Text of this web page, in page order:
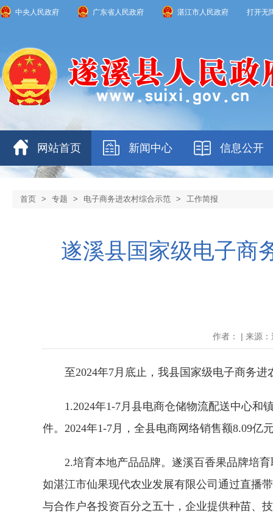
中央人民政府 广东省人民政府 湛江市人民政府 打开无
网站首页 新闻中心 信息公开
首页 > 专题 > 电子商务进农村综合示范 > 工作简报
遂溪县国家级电子商
作者： | 来源
至2024年7月底止，我县国家级电子商务进
1.2024年1-7月县电商仓储物流配送中心和镇
件。2024年1-7月，全县电商网络销售额8.09亿
2.培育本地产品品牌。遂溪百香果品牌培育
如湛江市仙果现代农业发展有限公司通过直播
与合作户各投资百分之五十，企业提供种苗、